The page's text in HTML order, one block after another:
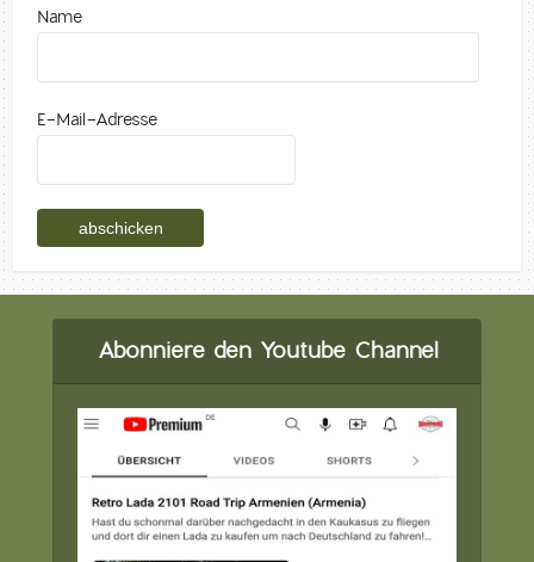
Name
E-Mail-Adresse
Abonniere den Youtube Channel